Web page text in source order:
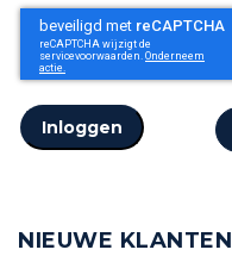
Inloggen
NIEUWE KLANTEN